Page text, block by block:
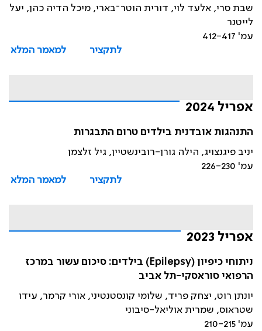
שבת סרי, אלעד לוי, דורית הוטר־בארי, מיכל הדיה כהן, יעל
לייטנר
עמ' 412-417
לתקציר
למאמר המלא
אפריל 2024
התנהגות אובדנית בילדים טרום התבגרות
יניב פיגנצויג, הילה גורן-רובינשטיין, גיל זלצמן
עמ' 226-230
לתקציר
למאמר המלא
אפריל 2023
ניתוחי כיפיון (Epilepsy) בילדים: סיכום עשור במרכז
הרפואי סוראסקי-תל אביב
יונתן רוט, יצחק פריד, שלומי קונסטנטיני, אורי קרמר, עידו
שטראוס, שמרית אוליאל-סיבוני
עמ' 210-215